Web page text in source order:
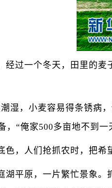
一个冬天，田里的麦
，小麦容易得条锈病，
，“俺家500多亩地不到
，人们抢抓农时，把希
原，一片繁忙景象。